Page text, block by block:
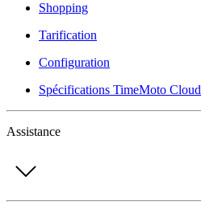
Shopping
Tarification
Configuration
Spécifications TimeMoto Cloud
Assistance